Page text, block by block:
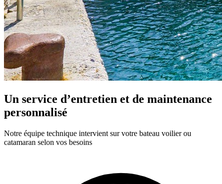
Un service d’entretien et de maintenance
personnalisé
Notre équipe technique intervient sur votre bateau voilier ou
catamaran selon vos besoins